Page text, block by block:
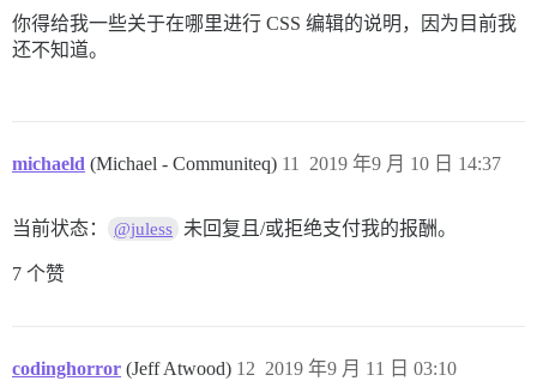
你得给我一些关于在哪里进行 CSS 编辑的说明，因为目前我
还不知道。
michaeld (Michael - Communiteq) 2019 年9 月 10 日 14:37
11
当前状态： @juless 未回复且/或拒绝支付我的报酬。
7 个赞
codinghorror (Jeff Atwood) 2019 年9 月 11 日 03:10
12